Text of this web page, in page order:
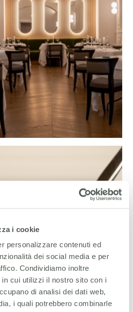
i cookie
personalizzare contenuti ed
dei social media e per
Condividiamo inoltre
cui utilizzi il nostro sito con i
di analisi dei dati web,
i quali potrebbero combinarle